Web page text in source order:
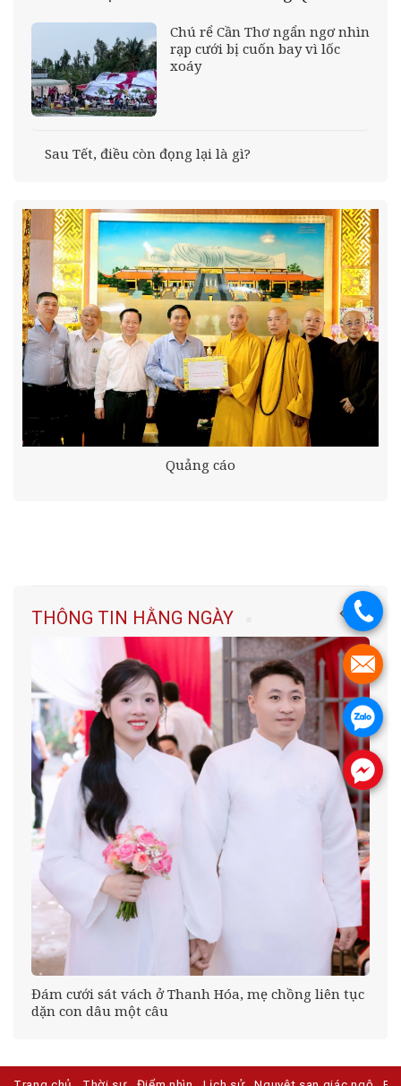
Chú rể Cần Thơ ngẩn ngơ nhìn
rạp cưới bị cuốn bay vì lốc
xoáy
Sau Tết, điều còn đọng lại là gì?
Quảng cáo
THÔNG TIN HẰNG NGÀY
Đám cưới sát vách ở Thanh Hóa, mẹ chồng liên tục
dặn con dâu một câu
.
.
.
.